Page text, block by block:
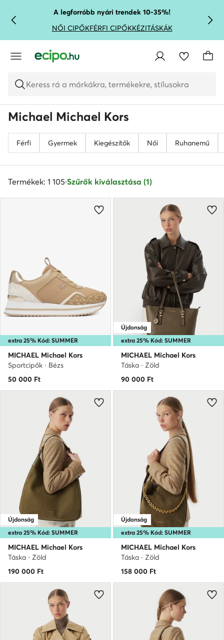
UGRÁS A FŐ TARTALOMRA
UGRÁS A KERESÉSHEZA legforróbb nyári trendek 10-35%!
NŐI CIPŐKFÉRFI CIPŐKKÉZITÁSKÁK
Keress rá a márkákra, termékekre, stílusokra
Michael Michael Kors
Férfi Gyermek Kiegészítők Női Ruhanemű
Termékek: 1 105·Szűrők kiválasztása (1)
extra 25% Kód: SUMMER
MICHAEL Michael Kors
Sportcipők · Bézs
50 000 Ft
extra 25% Kód: SUMMER
Újdonság
MICHAEL Michael Kors
Táska · Zöld
90 000 Ft
extra 25% Kód: SUMMER
Újdonság
MICHAEL Michael Kors
Táska · Zöld
190 000 Ft
extra 25% Kód: SUMMER
Újdonság
MICHAEL Michael Kors
Táska · Zöld
158 000 Ft